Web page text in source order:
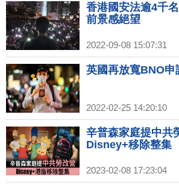
香港國安法逾4千
前景感絕望
2022-09-08 15:07:31
英國再放寬BNO申
2022-02-25 14:20:10
辛普森家庭提中共
Disney+移除整集
2023-02-08 17:23:04